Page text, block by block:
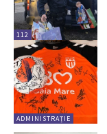
112
ADMINISTRAȚIE